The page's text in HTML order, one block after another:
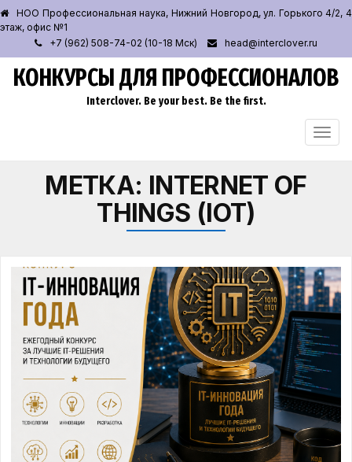
НОО Профессиональная наука, Нижний Новгород, ул. Горького 4/2, 4
этаж, офис №1
+7 (962) 508-74-02 (10-18 Мск)
head@interclover.ru
КОНКУРСЫ ДЛЯ ПРОФЕССИОНАЛОВ
Interclover. Be your best. Be the first.
МЕТКА: INTERNET OF
THINGS (IOT)